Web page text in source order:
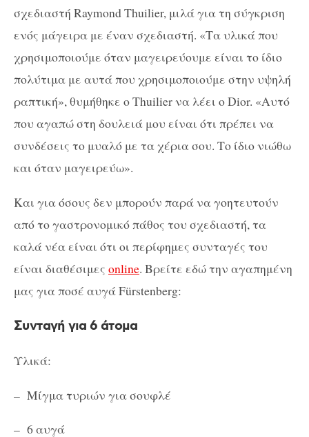
σχεδιαστή Raymond Thuilier, μιλά για τη σύγκριση
ενός μάγειρα με έναν σχεδιαστή. «Τα υλικά που
χρησιμοποιούμε όταν μαγειρεύουμε είναι το ίδιο
πολύτιμα με αυτά που χρησιμοποιούμε στην υψηλή
ραπτική», θυμήθηκε ο Thuilier να λέει ο Dior. «Αυτό
που αγαπώ στη δουλειά μου είναι ότι πρέπει να
συνδέσεις το μυαλό με τα χέρια σου. Το ίδιο νιώθω
και όταν μαγειρεύω».
Και για όσους δεν μπορούν παρά να γοητευτούν
από το γαστρονομικό πάθος του σχεδιαστή, τα
καλά νέα είναι ότι οι περίφημες συνταγές του
είναι διαθέσιμες online. Βρείτε εδώ την αγαπημένη
μας για ποσέ αυγά Fürstenberg:
Συνταγή για 6 άτομα
Υλικά:
– Μίγμα τυριών για σουφλέ
– 6 αυγά